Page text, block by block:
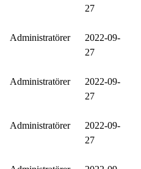
27
Administratörer
2022-09-
27
Administratörer
2022-09-
27
Administratörer
2022-09-
27